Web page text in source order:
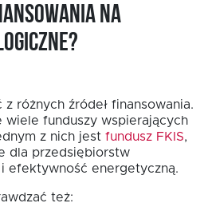
na
różnych źródeł finansowania.
wiele funduszy wspierających
z nich jest fundusz FKIS,
dla przedsiębiorstw
efektywność energetyczną.
też: